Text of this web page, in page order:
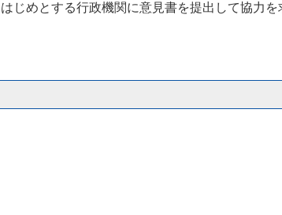
めとする行政機関に意見書を提出して協力